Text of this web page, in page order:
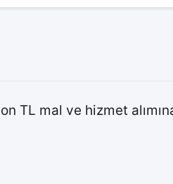
TL mal ve hizmet